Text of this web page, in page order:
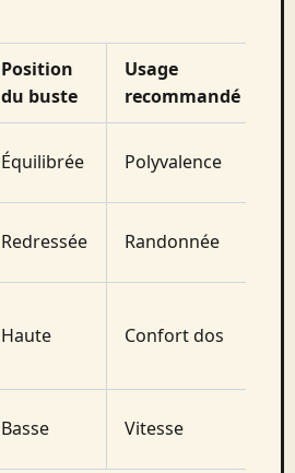
Position
du buste
Usage
recommandé
Équilibrée Polyvalence
Redressée Randonnée
Haute Confort dos
Basse Vitesse